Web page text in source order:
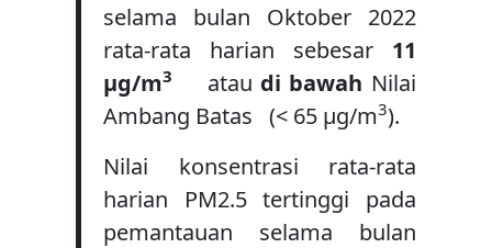
selama bulan Oktober 2022
rata-rata harian sebesar 11
μg/m3 atau di bawah Nilai
Ambang Batas (< 65 μg/m3).
Nilai konsentrasi rata-rata
harian PM2.5 tertinggi pada
pemantauan selama bulan